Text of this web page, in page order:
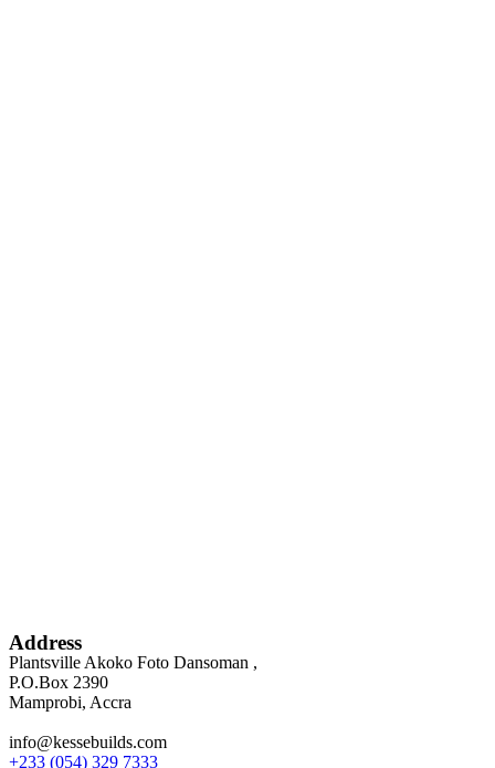
Address
Plantsville Akoko Foto Dansoman ,
P.O.Box 2390
Mamprobi, Accra
info@kessebuilds.com
+233 (054) 329 7333